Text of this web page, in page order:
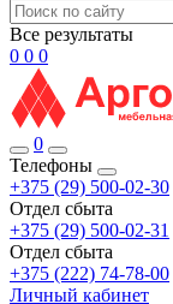
Все результаты
0 0 0
0
Телефоны
+375 (29) 500-02-30
Отдел сбыта
+375 (29) 500-02-31
Отдел сбыта
+375 (222) 74-78-00
Личный кабинет